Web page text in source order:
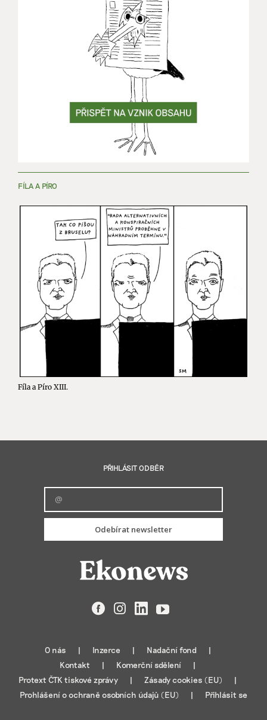
FÍLA A PÍRO
Fíla a Píro XIII.
PŘIHLÁSIT ODBĚR
Odebírat newsletter
FacebookInstagramLinkedIn
YouTube
O nás Inzerce
Nadační fond
Kontakt
Komerční sdělení
Protext ČTK tiskové zprávy
Zásady cookies (EU)
Prohlášení o ochraně osobních údajů (EU)
Přihlásit se